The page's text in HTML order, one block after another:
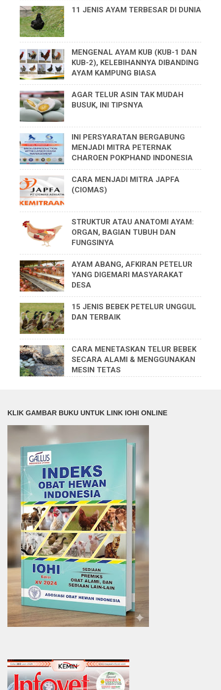
11 JENIS AYAM TERBESAR DI DUNIA
MENGENAL AYAM KUB (KUB-1 DAN
KUB-2), KELEBIHANNYA DIBANDING
AYAM KAMPUNG BIASA
AGAR TELUR ASIN TAK MUDAH
BUSUK, INI TIPSNYA
INI PERSYARATAN BERGABUNG
MENJADI MITRA PETERNAK
CHAROEN POKPHAND INDONESIA
CARA MENJADI MITRA JAPFA
(CIOMAS)
STRUKTUR ATAU ANATOMI AYAM:
ORGAN, BAGIAN TUBUH DAN
FUNGSINYA
AYAM ABANG, AFKIRAN PETELUR
YANG DIGEMARI MASYARAKAT
DESA
15 JENIS BEBEK PETELUR UNGGUL
DAN TERBAIK
CARA MENETASKAN TELUR BEBEK
SECARA ALAMI & MENGGUNAKAN
MESIN TETAS
KLIK GAMBAR BUKU UNTUK LINK IOHI ONLINE